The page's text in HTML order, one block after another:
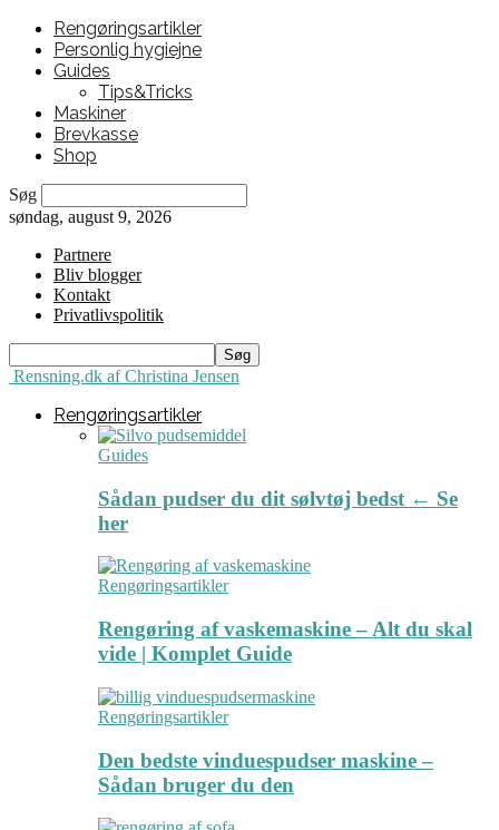
Rengøringsartikler
Personlig hygiejne
Guides
Tips&Tricks
Maskiner
Brevkasse
Shop
Søg
søndag, august 9, 2026
Partnere
Bliv blogger
Kontakt
Privatlivspolitik
Rensning.dk af Christina Jensen
Rengøringsartikler
Guides
Sådan pudser du dit sølvtøj bedst ← Se
her
Rengøringsartikler
Rengøring af vaskemaskine – Alt du skal
vide | Komplet Guide
Rengøringsartikler
Den bedste vinduespudser maskine –
Sådan bruger du den